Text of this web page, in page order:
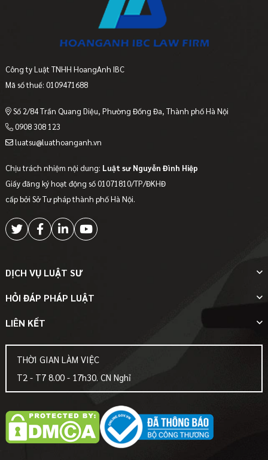
Công ty Luật TNHH HoangAnh IBC
Mã số thuế: 0109471688
Số 2/84 Trần Quang Diệu, Phường Đống Đa, Thành phố Hà Nội
0908 308 123
luatsu@luathoanganh.vn
Chịu trách nhiệm nội dung: Luật sư Nguyễn Đình Hiệp
Giấy đăng ký hoạt động số 01071810/TP/ĐKHĐ
cấp bởi Sở Tư pháp thành phố Hà Nội.
DỊCH VỤ LUẬT SƯ
HỎI ĐÁP PHÁP LUẬT
LIÊN KẾT
THỜI GIAN LÀM VIỆC
T2 - T7 8.00 - 17h30. CN Nghỉ